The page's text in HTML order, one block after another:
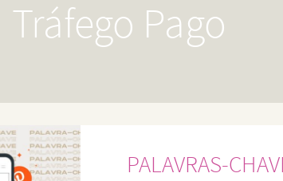
Tráfego Pago
PALAVRAS-